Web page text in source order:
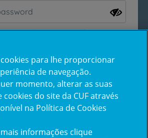
se da sua password?
sessão com a Apple
para lhe proporcionar
de navegação.
momento, alterar as suas
do site da CUF através
na Política de Cookies
informações clique